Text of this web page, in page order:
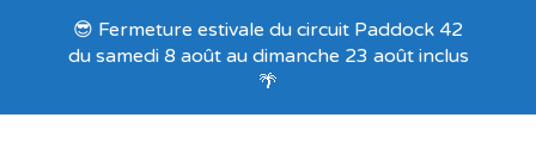
Recevez nos offres exclusives !
😎 Fermeture estivale du circuit Paddock 42
du samedi 8 août au dimanche 23 août inclus
🌴